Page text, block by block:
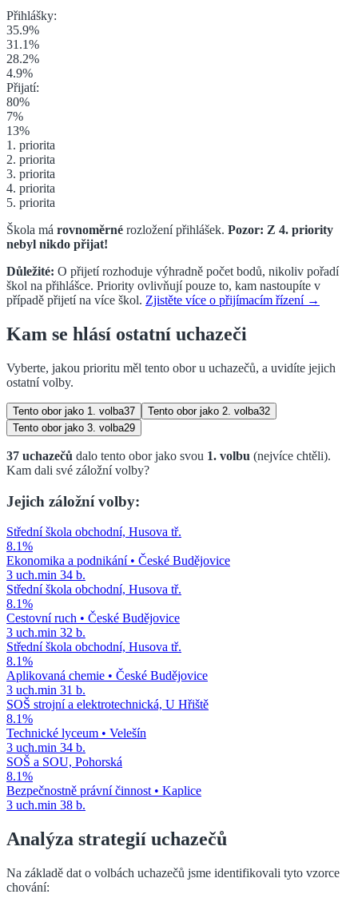
Přihlášky:
35.9%
31.1%
28.2%
4.9%
Přijatí:
80%
7%
13%
1. priorita
2. priorita
3. priorita
4. priorita
5. priorita
Škola má rovnoměrné rozložení přihlášek. Pozor: Z 4. priority
nebyl nikdo přijat!
Důležité: O přijetí rozhoduje výhradně počet bodů, nikoliv pořadí
škol na přihlášce. Priority ovlivňují pouze to, kam nastoupíte v
případě přijetí na více škol. Zjistěte více o přijímacím řízení →
Kam se hlásí ostatní uchazeči
Vyberte, jakou prioritu měl tento obor u uchazečů, a uvidíte jejich
ostatní volby.
Tento obor jako 1. volba37 Tento obor jako 2. volba32
Tento obor jako 3. volba29
37 uchazečů dalo tento obor jako svou 1. volbu (nejvíce chtěli).
Kam dali své záložní volby?
Jejich záložní volby:
Střední škola obchodní, Husova tř.
8.1%
Ekonomika a podnikání• České Budějovice
3 uch.min 34 b.
Střední škola obchodní, Husova tř.
8.1%
Cestovní ruch • České Budějovice
3 uch.min 32 b.
Střední škola obchodní, Husova tř.
8.1%
Aplikovaná chemie • České Budějovice
3 uch.min 31 b.
SOŠ strojní a elektrotechnická, U Hřiště
8.1%
Technické lyceum • Velešín
3 uch.min 34 b.
SOŠ a SOU, Pohorská
8.1%
Bezpečnostně právní činnost• Kaplice
3 uch.min 38 b.
Analýza strategií uchazečů
Na základě dat o volbách uchazečů jsme identifikovali tyto vzorce
chování: